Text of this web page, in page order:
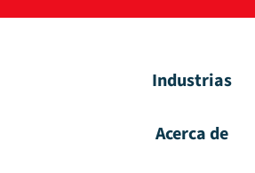
Industrias
Acerca de